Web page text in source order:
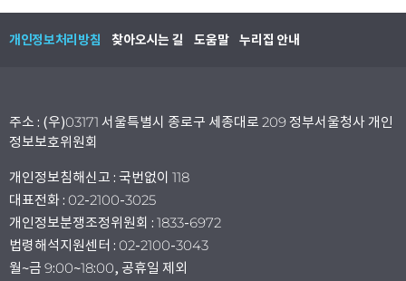
개인정보처리방침 찾아오시는 길 도움말 누리집 안내
주소 : (우)03171 서울특별시 종로구 세종대로 209 정부서울청사 개인
정보보호위원회
개인정보침해신고 : 국번없이 118
대표전화 : 02-2100-3025
개인정보분쟁조정위원회 : 1833-6972
법령해석지원센터 : 02-2100-3043
월~금 9:00~18:00, 공휴일 제외